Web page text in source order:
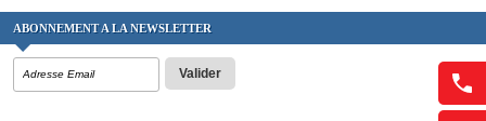
ABONNEMENT A LA NEWSLETTER
Valider